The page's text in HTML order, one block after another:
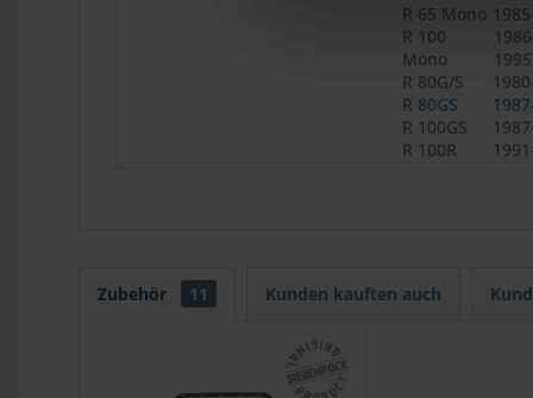
R 65 Mono
R 100
Mono
1995
R 80G/S
R 80GS
R 100GS
R 100R
Zubehör 11 Kunden kauften auch